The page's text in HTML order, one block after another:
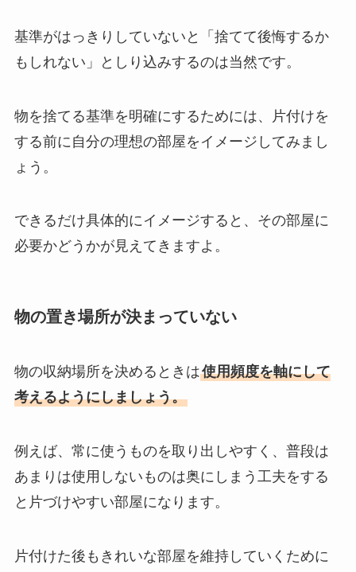
基準がはっきりしていないと「捨てて後悔するか
もしれない」としり込みするのは当然です。
物を捨てる基準を明確にするためには、片付けを
する前に自分の理想の部屋をイメージしてみまし
ょう。
できるだけ具体的にイメージすると、その部屋に
必要かどうかが見えてきますよ。
物の置き場所が決まっていない
物の収納場所を決めるときは使用頻度を軸にして
考えるようにしましょう。
例えば、常に使うものを取り出しやすく、普段は
あまりは使用しないものは奥にしまう工夫をする
と片づけやすい部屋になります。
片付けた後もきれいな部屋を維持していくために